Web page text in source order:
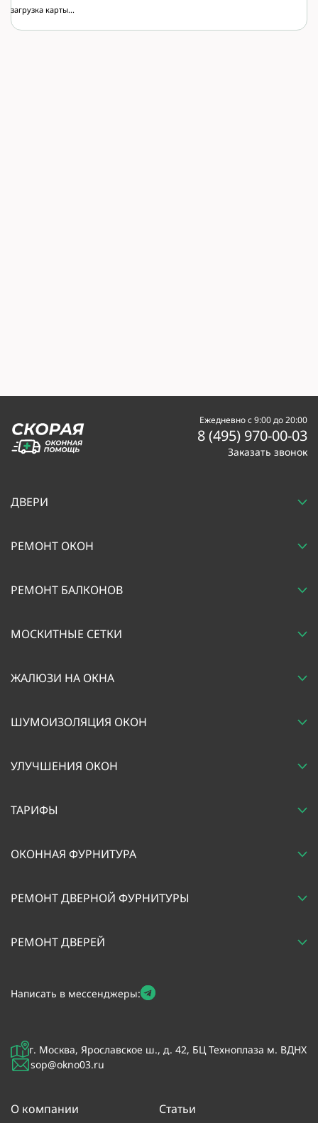
загрузка карты...
Ежедневно с 9:00 до 20:00
8 (495) 970-00-03
Заказать звонок
г. Москва, Ярославское ш., д. 42, БЦ Техноплаза м. ВДНХ
sop@okno03.ru
О компании Статьи
Написать в мессенджеры:
ДВЕРИ
РЕМОНТ ОКОН
РЕМОНТ БАЛКОНОВ
МОСКИТНЫЕ СЕТКИ
ЖАЛЮЗИ НА ОКНА
ШУМОИЗОЛЯЦИЯ ОКОН
УЛУЧШЕНИЯ ОКОН
ТАРИФЫ
ОКОННАЯ ФУРНИТУРА
РЕМОНТ ДВЕРНОЙ ФУРНИТУРЫ
РЕМОНТ ДВЕРЕЙ